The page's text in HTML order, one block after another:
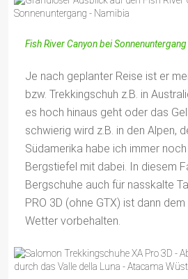
Fish River Canyon bei
Je nach geplanter Reise ist er
bzw. Trekkingschuh z.B. in
es hoch hinaus geht oder das
schwierig wird z.B. in den Alpen,
Südamerika habe ich immer
Bergstiefel mit dabei. In diesem
Bergschuhe auch für nasskalte
PRO 3D (ohne GTX) ist dann
Wetter vorbehalten.